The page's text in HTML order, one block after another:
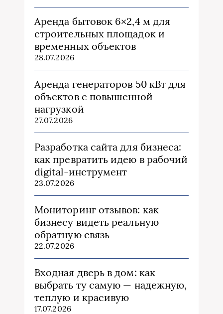
Аренда бытовок 6×2,4 м для
строительных площадок и
временных объектов
28.07.2026
Аренда генераторов 50 кВт для
объектов с повышенной
нагрузкой
27.07.2026
Разработка сайта для бизнеса:
как превратить идею в рабочий
digital-инструмент
23.07.2026
Мониторинг отзывов: как
бизнесу видеть реальную
обратную связь
22.07.2026
Входная дверь в дом: как
выбрать ту самую — надежную,
теплую и красивую
17.07.2026